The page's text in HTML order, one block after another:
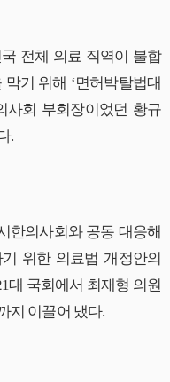
전체 의료 직역이 불합
기 위해 ‘면허박탈법대
사회 부회장이었던 황규
.
한의사회와 공동 대응해
위한 의료법 개정안의
대 국회에서 최재형 의원
지 이끌어 냈다.